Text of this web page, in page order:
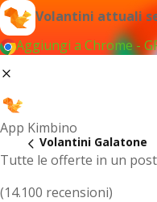
Volantini attuali
Aggiungi a Chrome -
App Kimbino
Tutte le offerte in un
(14.100 recensioni)
Volantini Galatone